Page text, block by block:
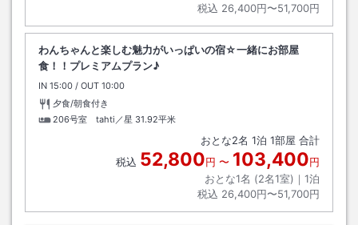
税込 26,400円〜51,700円
わんちゃんと楽しむ魅力がいっぱいの宿☆一緒にお部屋
食！！プレミアムプラン♪
IN チェックイン
15:00 / OUT チェックアウト
10:00
夕食/朝食付き
206号室 tahti／星 31.92平米
おとな2名 1泊 1部屋 合計
税込 52,800円 〜 103,400円
おとな1名 (2名1室)｜ 1泊
税込 26,400円〜51,700円